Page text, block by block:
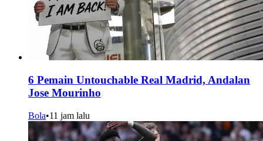
6 Pemain Untouchable Real Madrid, Andalan
Jose Mourinho
Bola•11 jam lalu